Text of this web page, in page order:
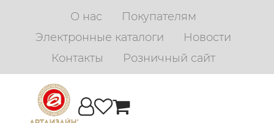
О нас
Покупателям
Электронные каталоги
Новости
Контакты
Розничный сайт